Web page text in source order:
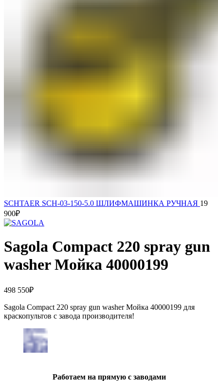
SCHTAER SCH-03-150-5.0 ШЛИФМАШИНКА РУЧНАЯ 19
900₽
Sagola Compact 220 spray gun
washer Мойка 40000199
498 550₽
Sagola Compact 220 spray gun washer Мойка 40000199 для
краскопультов с завода производителя!
Работаем на прямую с заводами